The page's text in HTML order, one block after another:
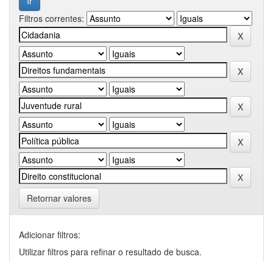
Filtros correntes:
Retornar valores
Adicionar filtros:
Utilizar filtros para refinar o resultado de busca.